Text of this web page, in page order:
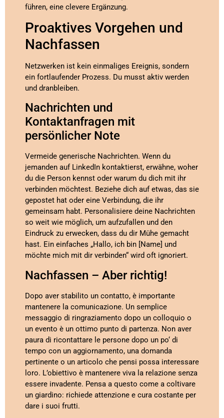
führen, eine clevere Ergänzung.
Proaktives Vorgehen und
Nachfassen
Netzwerken ist kein einmaliges Ereignis, sondern
ein fortlaufender Prozess. Du musst aktiv werden
und dranbleiben.
Nachrichten und
Kontaktanfragen mit
persönlicher Note
Vermeide generische Nachrichten. Wenn du
jemanden auf LinkedIn kontaktierst, erwähne, woher
du die Person kennst oder warum du dich mit ihr
verbinden möchtest. Beziehe dich auf etwas, das sie
gepostet hat oder eine Verbindung, die ihr
gemeinsam habt. Personalisiere deine Nachrichten
so weit wie möglich, um aufzufallen und den
Eindruck zu erwecken, dass du dir Mühe gemacht
hast. Ein einfaches „Hallo, ich bin [Name] und
möchte mich mit dir verbinden“ wird oft ignoriert.
Nachfassen – Aber richtig!
Dopo aver stabilito un contatto, è importante
mantenere la comunicazione. Un semplice
messaggio di ringraziamento dopo un colloquio o
un evento è un ottimo punto di partenza. Non aver
paura di ricontattare le persone dopo un po‘ di
tempo con un aggiornamento, una domanda
pertinente o un articolo che pensi possa interessare
loro. L’obiettivo è mantenere viva la relazione senza
essere invadente. Pensa a questo come a coltivare
un giardino: richiede attenzione e cura costante per
dare i suoi frutti.